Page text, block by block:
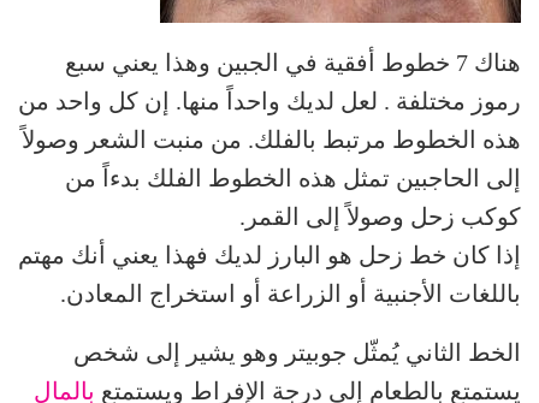
هناك 7 خطوط أفقية في الجبين وهذا يعني سبع
رموز مختلفة . لعل لديك واحداً منها. إن كل واحد من
هذه الخطوط مرتبط بالفلك. من منبت الشعر وصولاً
إلى الحاجبين تمثل هذه الخطوط الفلك بدءاً من
كوكب زحل وصولاً إلى القمر.
إذا كان خط زحل هو البارز لديك فهذا يعني أنك مهتم
باللغات الأجنبية أو الزراعة أو استخراج المعادن.
الخط الثاني يُمثّل جوبيتر وهو يشير إلى شخص
يستمتع بالطعام إلى درجة الإفراط ويستمتع بالمال